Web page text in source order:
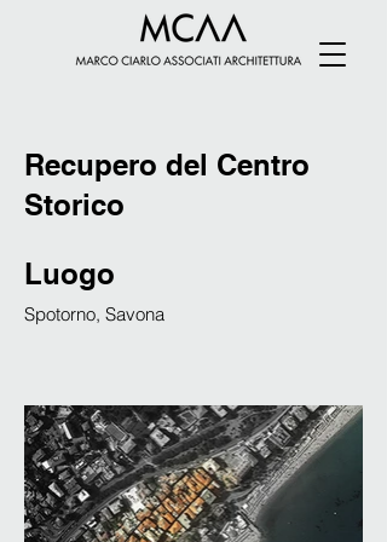
Recupero del Centro
Storico
Luogo
Spotorno, Savona